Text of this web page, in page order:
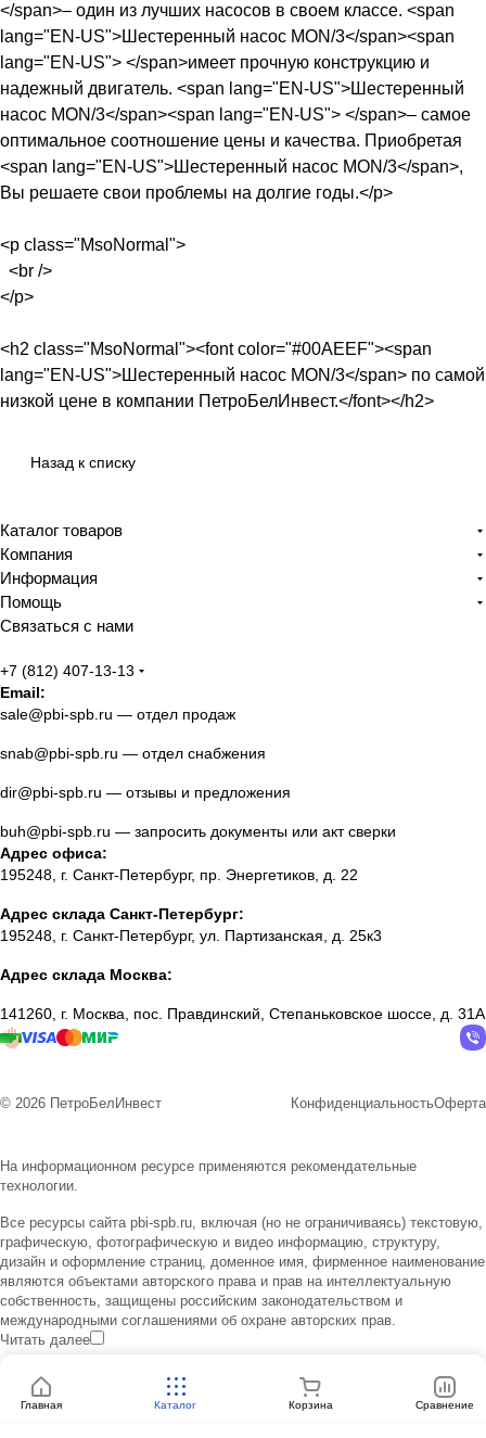
</span>– один из лучших насосов в своем классе. <span
lang="EN-US">Шестеренный насос MON/3</span><span
lang="EN-US"> </span>имеет прочную конструкцию и
надежный двигатель. <span lang="EN-US">Шестеренный
насос MON/3</span><span lang="EN-US"> </span>– самое
оптимальное соотношение цены и качества. Приобретая
<span lang="EN-US">Шестеренный насос MON/3</span>,
Вы решаете свои проблемы на долгие годы.</p>
<p class="MsoNormal">
<br />
</p>
<h2 class="MsoNormal"><font color="#00AEEF"><span
lang="EN-US">Шестеренный насос MON/3</span> по самой
низкой цене в компании ПетроБелИнвест.</font></h2>
Назад к списку
Каталог товаров
Компания
Информация
Помощь
Связаться с нами
+7 (812) 407-13-13
Email:
sale@pbi-spb.ru — отдел продаж
snab@pbi-spb.ru — отдел снабжения
dir@pbi-spb.ru — отзывы и предложения
buh@pbi-spb.ru — запросить документы или акт сверки
Адрес офиса:
195248, г. Санкт-Петербург, пр. Энергетиков, д. 22
Адрес склада Санкт-Петербург:
195248, г. Санкт-Петербург, ул. Партизанская, д. 25к3
Адрес склада Москва:
141260, г. Москва, пос. Правдинский, Степаньковское шоссе, д. 31А
© 2026 ПетроБелИнвест КонфиденциальностьОферта
На информационном ресурсе применяются рекомендательные
технологии.
Все ресурсы сайта pbi-spb.ru, включая (но не ограничиваясь) текстовую,
графическую, фотографическую и видео информацию, структуру,
дизайн и оформление страниц, доменное имя, фирменное наименование
являются объектами авторского права и прав на интеллектуальную
собственность, защищены российским законодательством и
международными соглашениями об охране авторских прав.
Читать далее
Главная Каталог Корзина Сравнение